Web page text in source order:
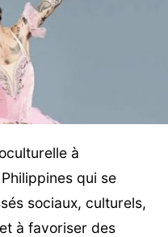
à
qui se
sociaux, culturels,
à favoriser des